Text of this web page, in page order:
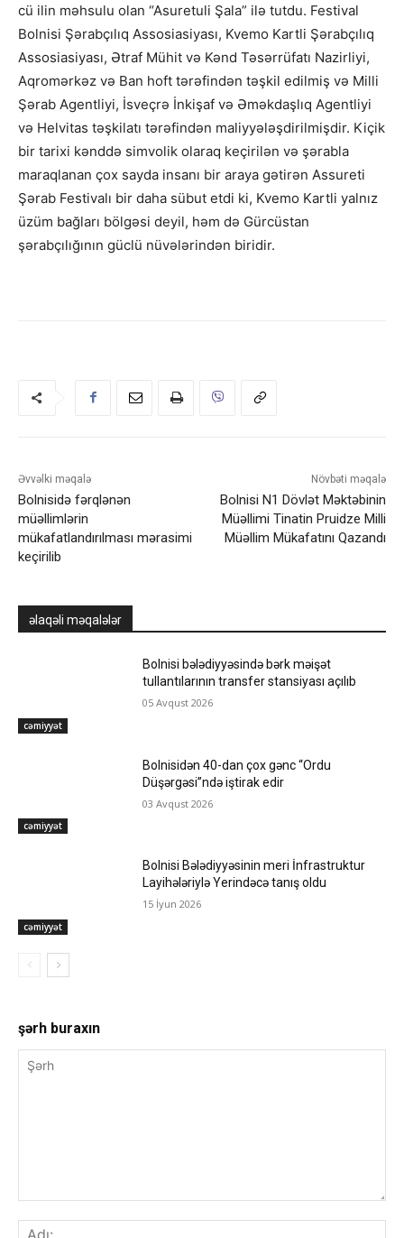
cü ilin məhsulu olan “Asuretuli Şala” ilə tutdu. Festival
Bolnisi Şərabçılıq Assosiasiyası, Kvemo Kartli Şərabçılıq
Assosiasiyası, Ətraf Mühit və Kənd Təsərrüfatı Nazirliyi,
Aqromərkəz və Ban hoft tərəfindən təşkil edilmiş və Milli
Şərab Agentliyi, İsveçrə İnkişaf və Əməkdaşlıq Agentliyi
və Helvitas təşkilatı tərəfindən maliyyələşdirilmişdir. Kiçik
bir tarixi kənddə simvolik olaraq keçirilən və şərabla
maraqlanan çox sayda insanı bir araya gətirən Assureti
Şərab Festivalı bir daha sübut etdi ki, Kvemo Kartli yalnız
üzüm bağları bölgəsi deyil, həm də Gürcüstan
şərabçılığının güclü nüvələrindən biridir.
Əvvəlki məqalə
Bolnisidə fərqlənən
müəllimlərin
mükafatlandırılması mərasimi
keçirilib
Növbəti məqalə
Bolnisi N1 Dövlət Məktəbinin
Müəllimi Tinatin Pruidze Milli
Müəllim Mükafatını Qazandı
əlaqəli məqalələr
cəmiyyət
Bolnisi bələdiyyəsində bərk məişət
tullantılarının transfer stansiyası açılıb
05 Avqust 2026
cəmiyyət
Bolnisidən 40-dan çox gənc “Ordu
Düşərgəsi”ndə iştirak edir
03 Avqust 2026
cəmiyyət
Bolnisi Bələdiyyəsinin meri İnfrastruktur
Layihələriylə Yerindəcə tanış oldu
15 İyun 2026
şərh buraxın